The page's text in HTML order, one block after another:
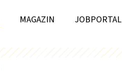
MAGAZIN JOBPORTAL